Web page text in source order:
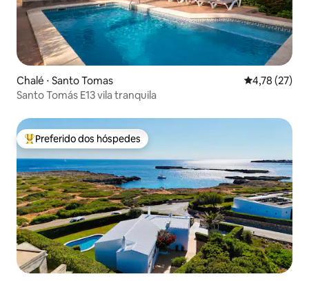
Chalé ⋅ Santo Tomas 4,78 de uma
4,78 (27)
Santo Tomás E13 vila tranquila
Entre os melhores preferidos dos hóspedes
Preferido dos hóspedes